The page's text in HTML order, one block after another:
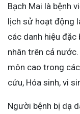
Bạch Mai là bệnh
lịch sử hoạt động
các danh hiệu đặc
nhân trên cả
môn cao trong
cứu, Hóa sinh, vi
Người bệnh bị dạ